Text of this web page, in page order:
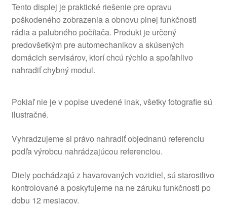
Tento displej je praktické riešenie pre opravu
poškodeného zobrazenia a obnovu plnej funkčnosti
rádia a palubného počítača. Produkt je určený
predovšetkým pre automechanikov a skúsených
domácich servisárov, ktorí chcú rýchlo a spoľahlivo
nahradiť chybný modul.
Pokiaľ nie je v popise uvedené inak, všetky fotografie sú
ilustračné.
Vyhradzujeme si právo nahradiť objednanú referenciu
podľa výrobcu nahrádzajúcou referenciou.
Diely pochádzajú z havarovaných vozidiel, sú starostlivo
kontrolované a poskytujeme na ne záruku funkčnosti po
dobu 12 mesiacov.